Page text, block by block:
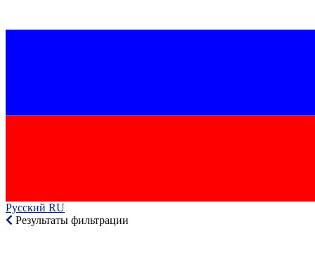
Русский RU‎
Результаты фильтрации